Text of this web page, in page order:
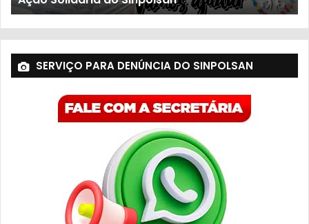
SERVIÇO PARA DENÚNCIA DO SINPOLSAN